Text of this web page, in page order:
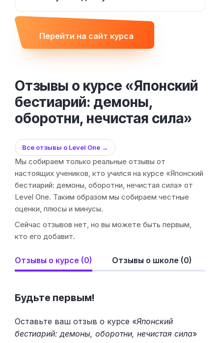
Перейти на сайт курса
Отзывы о курсе «Японский
бестиарий: демоны,
оборотни, нечистая сила»
Все отзывы о Level One →
Мы собираем только реальные отзывы от
настоящих учеников, кто учился на курсе «Японский
бестиарий: демоны, оборотни, нечистая сила» от
Level One. Таким образом мы собираем честные
оценки, плюсы и минусы.
Сейчас отзывов нет, но вы можете быть первым,
кто его добавит.
Отзывы о курсе (0) Отзывы о школе (0)
Будьте первым!
Оставьте ваш отзыв о курсе «Японский
бестиарий: демоны, оборотни, нечистая сила»